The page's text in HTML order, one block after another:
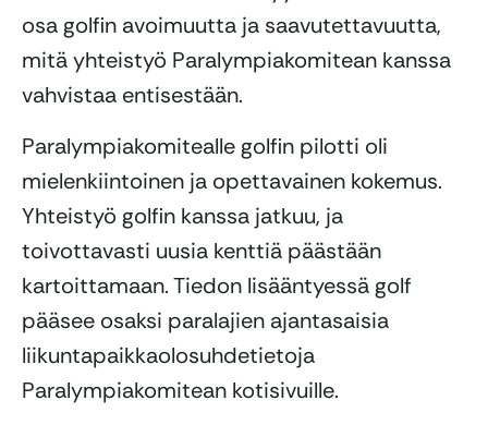
osa golfin avoimuutta ja saavutettavuutta,
mitä yhteistyö Paralympiakomitean kanssa
vahvistaa entisestään.
Paralympiakomitealle golfin pilotti oli
mielenkiintoinen ja opettavainen kokemus.
Yhteistyö golfin kanssa jatkuu, ja
toivottavasti uusia kenttiä päästään
kartoittamaan. Tiedon lisääntyessä golf
pääsee osaksi paralajien ajantasaisia
liikuntapaikkaolosuhdetietoja
Paralympiakomitean kotisivuille.